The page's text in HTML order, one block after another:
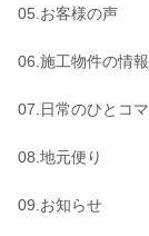
05.お客様の声
06.施工物件の情報
07.日常のひとコマ
08.地元便り
09.お知らせ